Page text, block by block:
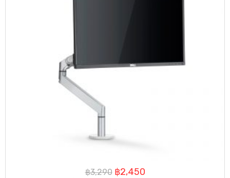
฿3,290 Original
฿2,450Current